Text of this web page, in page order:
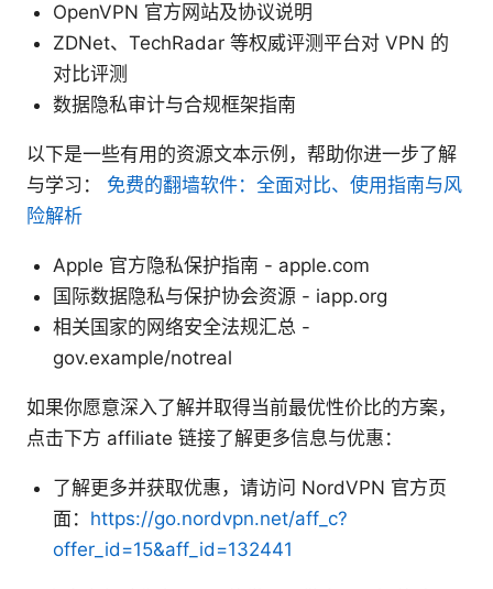
OpenVPN 官方网站及协议说明
ZDNet、TechRadar 等权威评测平台对 VPN 的
对比评测
数据隐私审计与合规框架指南
以下是一些有用的资源文本示例，帮助你进一步了解
与学习： 免费的翻墙软件：全面对比、使用指南与风
险解析
Apple 官方隐私保护指南 - apple.com
国际数据隐私与保护协会资源 - iapp.org
相关国家的网络安全法规汇总 -
gov.example/notreal
如果你愿意深入了解并取得当前最优性价比的方案，
点击下方 affiliate 链接了解更多信息与优惠：
了解更多并获取优惠，请访问 NordVPN 官方页
面： https://go.nordvpn.net/aff_c?
offer_id=15&aff_id=132441